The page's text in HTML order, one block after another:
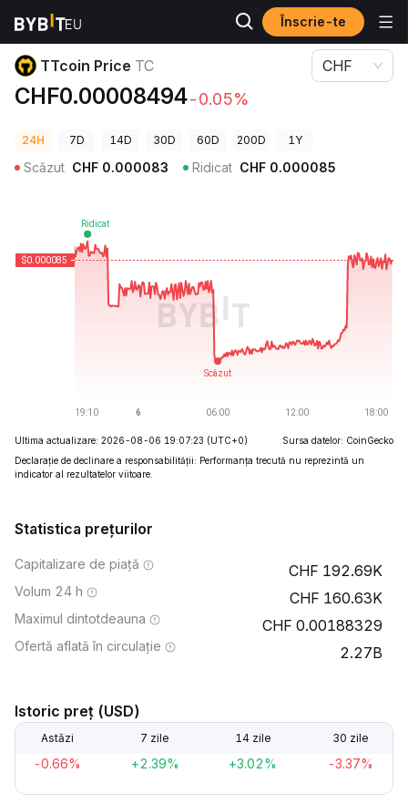
Înscrie-te
Prețuri Crypto
TTcoin Price TC
CHF0.00008494-0.05%
CHF
24H 7D 14D 30D 60D 200D 1Y
Scăzut CHF 0.000083 Ridicat CHF 0.000085
Ultima actualizare: 2026-08-06 19:07:23 (UTC+0)
Sursa datelor: CoinGecko
Declarație de declinare a responsabilității: Performanța trecută nu reprezintă un
indicator al rezultatelor viitoare.
Statistica prețurilor
Capitalizare de piață 192.69K
Volum 24 h 160.63K
Maximul dintotdeauna 0.00188329
Ofertă aflată în circulație 2.27B
Istoric preț (USD)
Astăzi 7 zile 14 zile 30 zile
-0.66% +2.39% +3.02% -3.37%